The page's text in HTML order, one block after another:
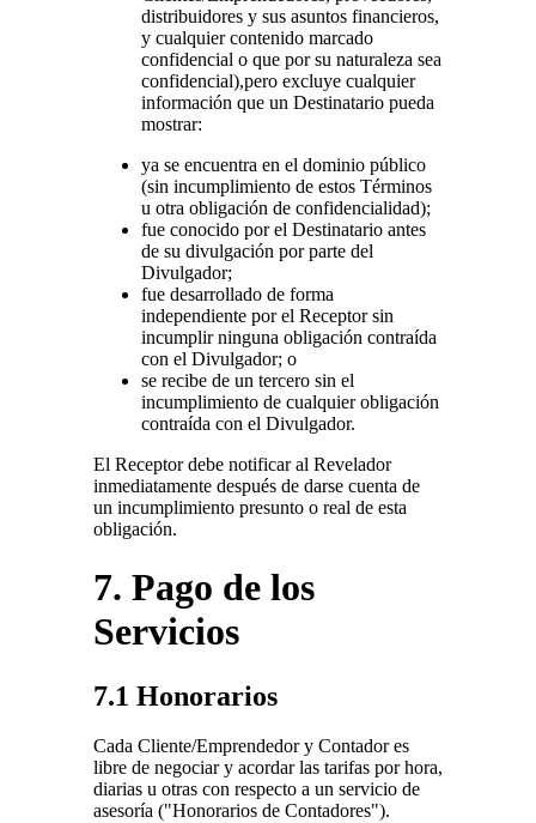
distribuidores y sus asuntos financieros,
y cualquier contenido marcado
confidencial o que por su naturaleza sea
confidencial),pero excluye cualquier
información que un Destinatario pueda
mostrar:
ya se encuentra en el dominio público
(sin incumplimiento de estos Términos
u otra obligación de confidencialidad);
fue conocido por el Destinatario antes
de su divulgación por parte del
Divulgador;
fue desarrollado de forma
independiente por el Receptor sin
incumplir ninguna obligación contraída
con el Divulgador; o
se recibe de un tercero sin el
incumplimiento de cualquier obligación
contraída con el Divulgador.
El Receptor debe notificar al Revelador
inmediatamente después de darse cuenta de
un incumplimiento presunto o real de esta
obligación.
7. Pago de los
Servicios
7.1 Honorarios
Cada Cliente/Emprendedor y Contador es
libre de negociar y acordar las tarifas por hora,
diarias u otras con respecto a un servicio de
asesoría ("Honorarios de Contadores").